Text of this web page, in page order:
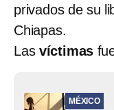
privados de su
Chiapas.
Las víctimas
MÉXICO